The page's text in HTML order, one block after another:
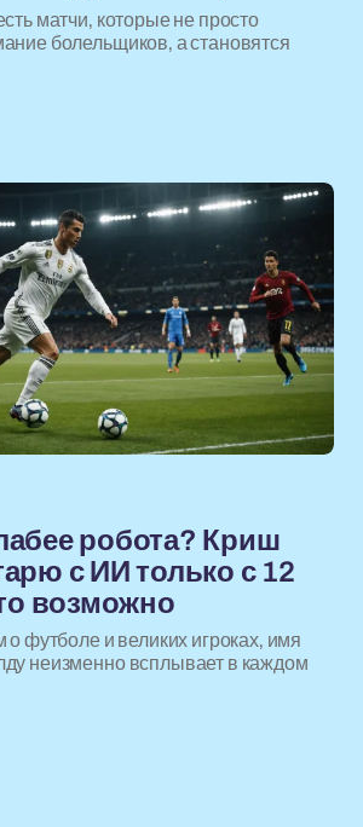
матчи, которые не просто
болельщиков, а становятся
робота? Криш
с ИИ только с 12
возможно
футболе и великих игроках, имя
неизменно всплывает в каждом